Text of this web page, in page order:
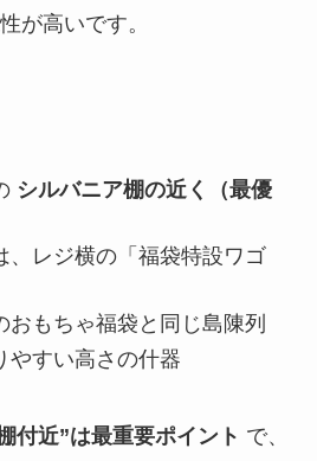
が高いです。
シルバニア棚の近く（最優
、レジ横の「福袋特設ワゴ
おもちゃ福袋と同じ島陳列
やすい高さの什器
付近”は最重要ポイント で、